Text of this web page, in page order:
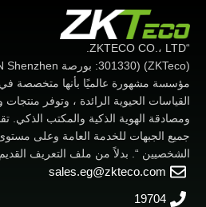
“ZKTECO CO.، LTD.
مؤسسة مشهورة عالميًا بأنها متخصصة
القياسات الحيوية الرائدة ، وتوفر
جميع الجبهات للخدمة العامة وعلى
الشخصيين “. بدلاً من ملف التعريف
sales.eg@zkteco.com
19704